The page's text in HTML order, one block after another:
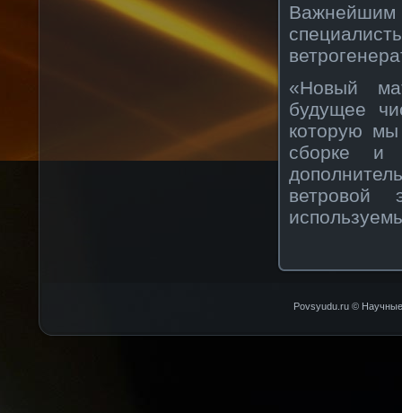
«Новый
будущее
которую мы
сборке и
ветровой
Povsyudu.ru © Научные